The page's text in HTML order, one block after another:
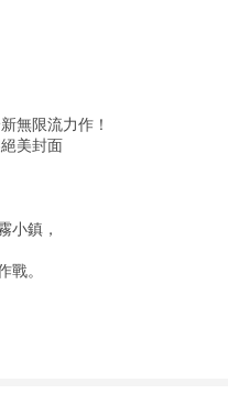
無限流力作！
美封面
小鎮，
戰。